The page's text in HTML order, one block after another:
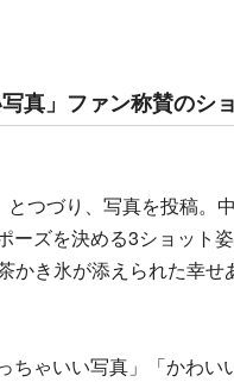
真」ファン称賛のシ
つづり、写真を投稿。
ーズを決める3ショット
き氷が添えられた幸せ
ゃいい写真」「かわい